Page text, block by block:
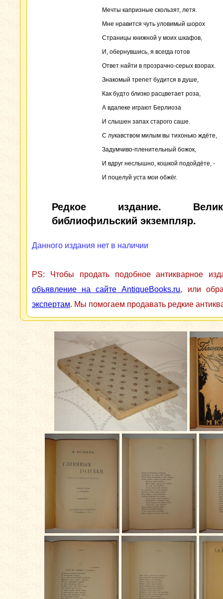
Мечты капризные скользят, летя.
Мне нравится чуть уловимый шорох
Страницы книжной у моих шкафов,
И, обернувшись, я всегда готов
Ответ найти в прозрачно-серых взорах.
Знакомый трепет будится в душе,
Как будто близко расцветает роза,
А вдалеке играют Берлиоза
И слышен запах старого саше.
С лукавством милым вы тихонько ждёте,
Задумчиво-пленительный божок,
И вдруг неслышно, кошкой подойдёте, -
И поцелуй уста мои обжёг.
Редкое издание.
библиофильский экземпляр.
Данного издания нет в наличии
PS: Чтобы продать подобное антикварное
объявление на сайте AntiqueBooks.ru, или
экспертам. Мы помогаем продавать редкие